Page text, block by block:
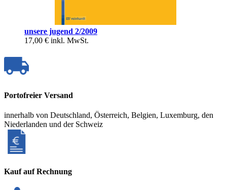
unsere jugend 2/2009
17,00 € inkl. MwSt.
Portofreier Versand
innerhalb von Deutschland, Österreich, Belgien, Luxemburg, den
Niederlanden und der Schweiz
Kauf auf Rechnung